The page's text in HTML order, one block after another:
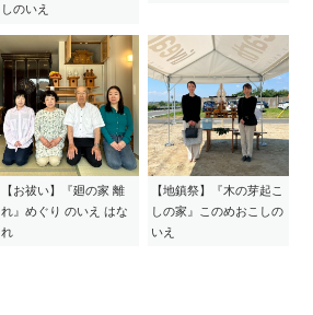
しのいえ
【お祓い】『廻の家 離
れ』めぐり のいえ はな
れ
【地鎮祭】『木の芽起こ
しの家』このめおこしの
いえ